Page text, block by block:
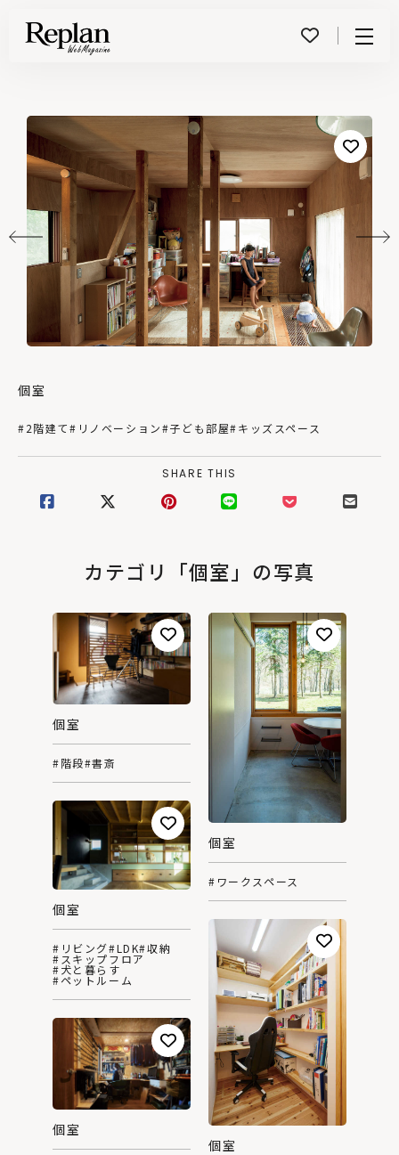
個室
#2階建て#リノベーション#子ども部屋#キッズスペース
SHARE THIS
カテゴリ「個室」の写真
個室
#階段#書斎
個室
#ワークスペース
個室
#リビング#LDK#収納
#スキップフロア
#犬と暮らす
#ペットルーム
個室
個室